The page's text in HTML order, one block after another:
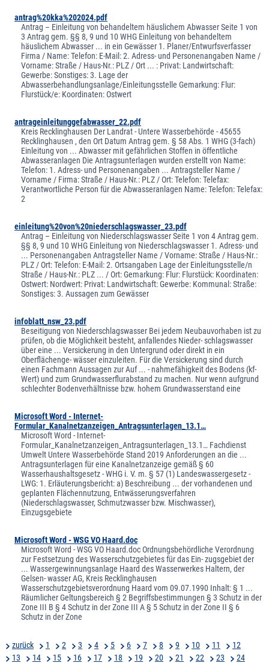
antrag%20kka%202024.pdf
Antrag – Einleitung von behandeltem häuslichem Abwasser Seite 1 von
3 Antrag gem. §§ 8, 9 und 10 WHG Einleitung von behandeltem
häuslichem Abwasser ... in ein Gewässer 1. Planer/Entwurfsverfasser
Firma / Name: Telefon: E-Mail: 2. Adress- und Personenangaben Name /
Vorname: Straße / Haus-Nr.: PLZ / Ort ... : Privat: Landwirtschaft:
Gewerbe: Sonstiges: 3. Lage der
Abwasserbehandlungsanlage/Einleitungsstelle Gemarkung: Flur:
Flurstück/e: Koordinaten: Ostwert
antrageinleitunggefabwasser_22.pdf
Kreis Recklinghausen Der Landrat - Untere Wasserbehörde - 45655
Recklinghausen , den Ort Datum Antrag gem. § 58 Abs. 1 WHG (3-fach)
Einleitung von ... Abwasser mit gefährlichen Stoffen in öffentliche
Abwasseranlagen Die Antragsunterlagen wurden erstellt von Name:
Telefon: 1. Adress- und Personenangaben ... Antragsteller Name /
Vorname / Firma: Straße / Haus-Nr.: PLZ / Ort: Telefon: Telefax:
Verantwortliche Person für die Abwasseranlagen Name: Telefon: Telefax:
2
einleitung%20von%20niederschlagswasser_23.pdf
Antrag – Einleitung von Niederschlagswasser Seite 1 von 4 Antrag gem.
§§ 8, 9 und 10 WHG Einleitung von Niederschlagswasser 1. Adress- und
... Personenangaben Antragsteller Name / Vorname: Straße / Haus-Nr.:
PLZ / Ort: Telefon: E-Mail: 2. Ortsangaben Lage der Einleitungsstelle/n
Straße / Haus-Nr.: PLZ ... / Ort: Gemarkung: Flur: Flurstück: Koordinaten:
Ostwert: Nordwert: Privat: Landwirtschaft: Gewerbe: Kommunal: Straße:
Sonstiges: 3. Aussagen zum Gewässer
infoblatt_nsw_23.pdf
Beseitigung von Niederschlagswasser Bei jedem Neubauvorhaben ist zu
prüfen, ob die Möglichkeit besteht, anfallendes Nieder- schlagswasser
über eine ... Versickerung in den Untergrund oder direkt in ein
Oberflächenge- wässer einzuleiten. Für die Versickerung sind durch
einen Fachmann Aussagen zur Auf ... - nahmefähigkeit des Bodens (kf-
Wert) und zum Grundwasserflurabstand zu machen. Nur wenn aufgrund
schlechter Bodenverhältnisse bzw. hohem Grundwasserstand eine
Microsoft Word - Internet-
Formular_Kanalnetzanzeigen_Antragsunterlagen_13.1…
Microsoft Word - Internet-
Formular_Kanalnetzanzeigen_Antragsunterlagen_13.1… Fachdienst
Umwelt Untere Wasserbehörde Stand 2019 Anforderungen an die ...
Antragsunterlagen für eine Kanalnetzanzeige gemäß § 60
Wasserhaushaltsgesetz - WHG i. V. m. § 57 (1) Landeswassergesetz -
LWG: 1. Erläuterungsbericht: a) Beschreibung ... der vorhandenen und
geplanten Flächennutzung, Entwässerungsverfahren
(Niederschlagswasser, Schmutzwasser bzw. Mischwasser),
Einzugsgebiete
Microsoft Word - WSG VO Haard.doc
Microsoft Word - WSG VO Haard.doc Ordnungsbehördliche Verordnung
zur Festsetzung des Wasserschutzgebietes für das Ein- zugsgebiet der
... Wassergewinnungsanlage Haard des Wasserwerkes Haltern, der
Gelsen- wasser AG, Kreis Recklinghausen
Wasserschutzgebietsverordnung Haard vom 09.07.1990 Inhalt: § 1 ...
Räumlicher Geltungsbereich § 2 Begriffsbestimmungen § 3 Schutz in der
Zone III B § 4 Schutz in der Zone III A § 5 Schutz in der Zone II § 6
Schutz in der Zone
zurück 1 2 3 4 5 6 7 8 9 10 11
12
13
14 15 16 17 18 19 20 21 22 23
24